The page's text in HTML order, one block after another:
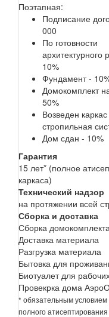
Поэтапная:
Подписание
000
По готовности
архитектурного
10%
Фундамент -
Домокомплект
50%
Возведен
стропильная
Дом сдан - 10%
Гарантия
15 лет* (полное
каркаса)
Технический надзор
на протяжении всей
Сборка и доставка
Сборка
Доставка материала
Разгрузка материала
Бытовка для
Биотуалет для
Провекрка дома
* обязательным условием
полного атисептирования